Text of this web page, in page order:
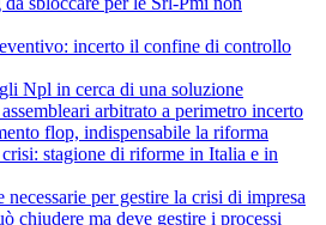
incerto il confine di controllo
Npl in cerca di una soluzione
arbitrato a perimetro incerto
flop, indispensabile la riforma
stagione di riforme in Italia e in
per gestire la crisi di impresa
chiudere ma deve gestire i processi